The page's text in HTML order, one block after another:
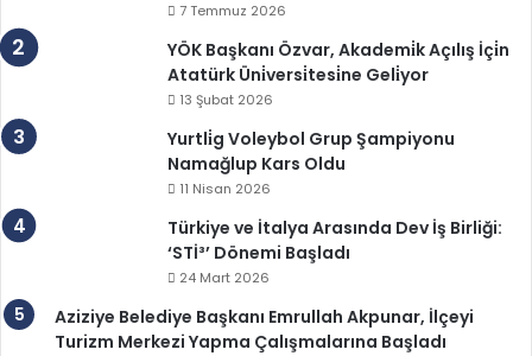
7 Temmuz 2026
YÖK Başkanı Özvar, Akademi̇k Açılış İçi̇n
Atatürk Üni̇versi̇tesi̇ne Geli̇yor
13 Şubat 2026
Yurtli̇g Voleybol Grup Şampiyonu
Namağlup Kars Oldu
11 Nisan 2026
Türkiye ve İtalya Arasında Dev İş Birliği:
‘STİ³’ Dönemi Başladı
24 Mart 2026
Aziziye Belediye Başkanı Emrullah Akpunar, İlçeyi
Turizm Merkezi Yapma Çalışmalarına Başladı